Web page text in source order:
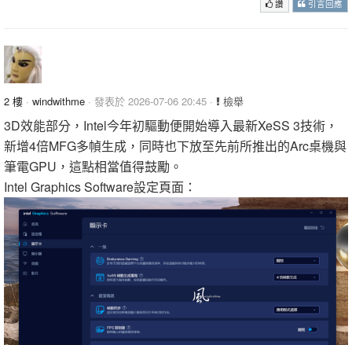
讚 引言回應
2 樓 · windwithme · 發表於 2026-07-06 20:45 · 檢舉
3D效能部分，Intel今年初驅動便開始導入最新XeSS 3技術，
新增4倍MFG多幀生成，同時也下放至先前所推出的Arc桌機與
筆電GPU，這點相當值得鼓勵。
Intel Graphics Software設定頁面：